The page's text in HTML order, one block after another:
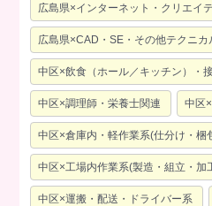
広島県×インターネット・クリエイ
広島県×CAD・SE・その他テクニカ
中区×飲食（ホール／キッチン）・
中区×調理師・栄養士関連 中区
中区×倉庫内・軽作業系(仕分け・梱
中区×工場内作業系(製造・組立・加
中区×運搬・配送・ドライバー系